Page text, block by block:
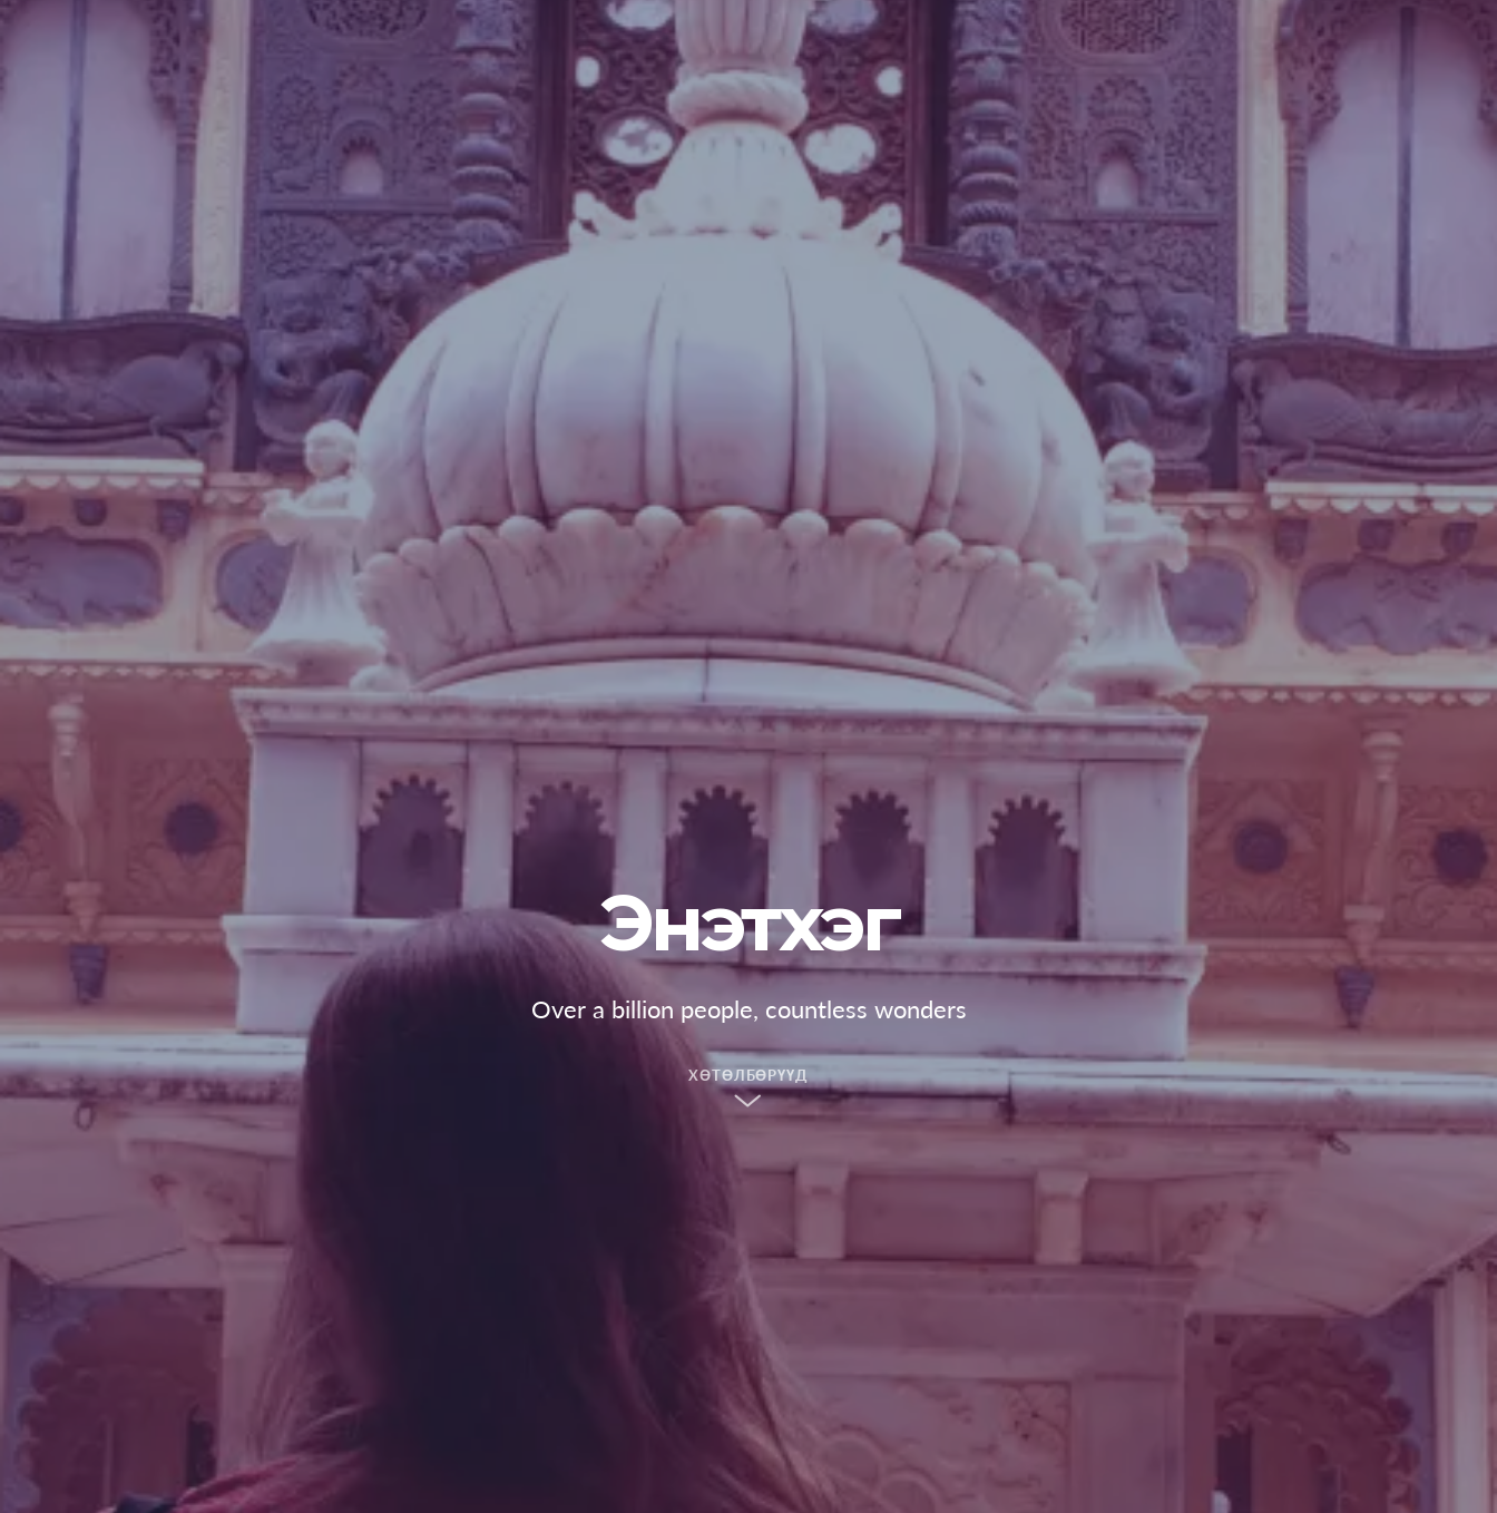
Энэтхэг
Over a billion people, countless wonders
ХӨТӨЛБӨРҮҮД